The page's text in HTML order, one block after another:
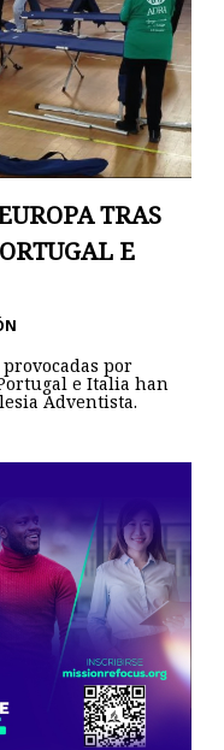
TRAS
E
por
e Italia han
Adventista.